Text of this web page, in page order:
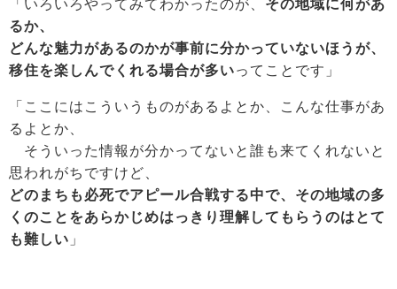
「いろいろやってみてわかったのが、 その地域に何があ
るか、
どんな魅力があるのかが事前に分かっていないほうが、
移住を楽しんでくれる場合が多いってことです」
「ここにはこういうものがあるよとか、こんな仕事があ
るよとか、
そういった情報が分かってないと誰も来てくれないと
思われがちですけど、
どのまちも必死でアピール合戦する中で、その地域の多
くのことをあらかじめはっきり理解してもらうのはとて
も難しい 」